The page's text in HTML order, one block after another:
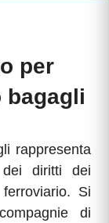
per
rappresenta
diritti dei
Si
di